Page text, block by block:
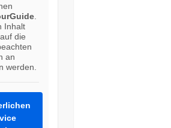
Inhalt
die
an
werden.